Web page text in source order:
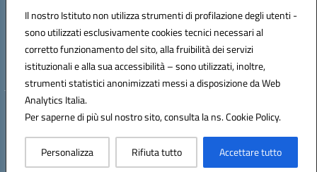
Il nostro Istituto non utilizza strumenti di profilazione degli utenti -
sono utilizzati esclusivamente cookies tecnici necessari al
corretto funzionamento del sito, alla fruibilità dei servizi
istituzionali e alla sua accessibilità – sono utilizzati, inoltre,
strumenti statistici anonimizzati messi a disposizione da Web
Analytics Italia.
Per saperne di più sul nostro sito, consulta la ns. Cookie Policy.
Personalizza Rifiuta tutto Accettare tutto
Codice fiscale: 92034530805
Codice meccanografico:
rcic841003
Codice Indice delle Pubbliche Amministrazioni (IPA): istsc_rcic841003
Hosting & Powered by 3D Solution S.r.l.
Concept & Design by Designers Italia